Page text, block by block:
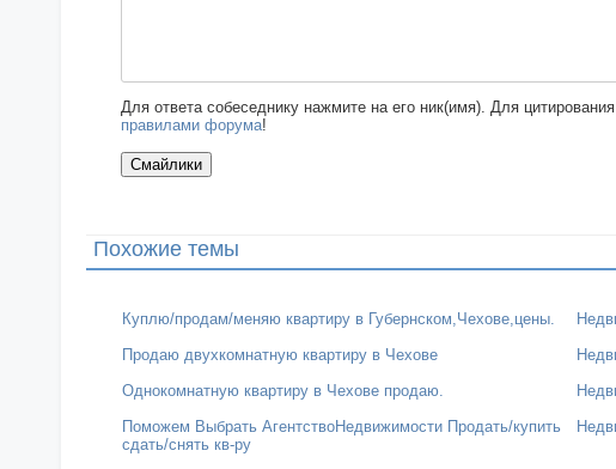
Для ответа собеседнику нажмите на его ник(имя). Для
правилами форума!
Похожие темы
Куплю/продам/меняю квартиру в Губернском,Чехове,цены.
Продаю двухкомнатную квартиру в Чехове
Однокомнатную квартиру в Чехове продаю.
Поможем Выбрать АгентствоНедвижимости Продать/купить
сдать/снять кв-ру